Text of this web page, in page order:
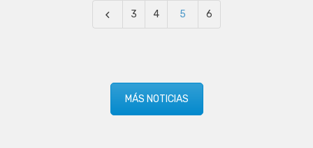
3 4 5 6
MÁS NOTICIAS